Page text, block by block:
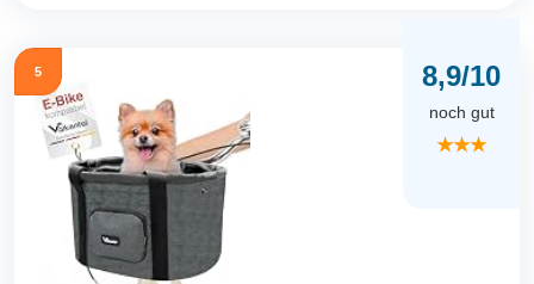
5 8,9/10
noch gut
★★★